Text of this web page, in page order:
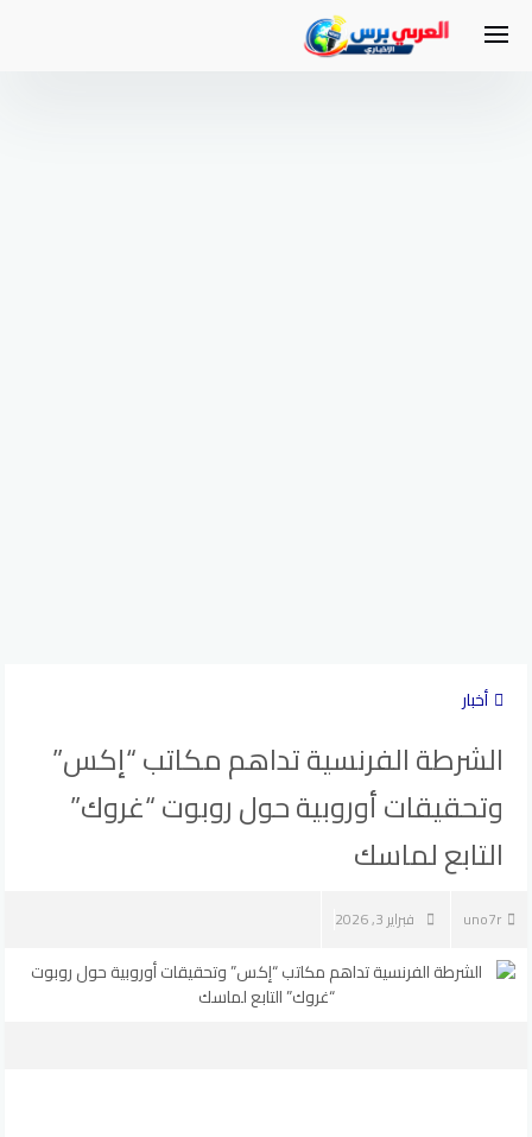
أخبار
الشرطة الفرنسية تداهم مكاتب “إكس”
وتحقيقات أوروبية حول روبوت “غروك”
التابع لماسك
uno7r فبراير 3, 2026